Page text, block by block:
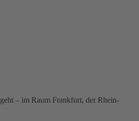
– im Raum Frankfurt, der Rhein-